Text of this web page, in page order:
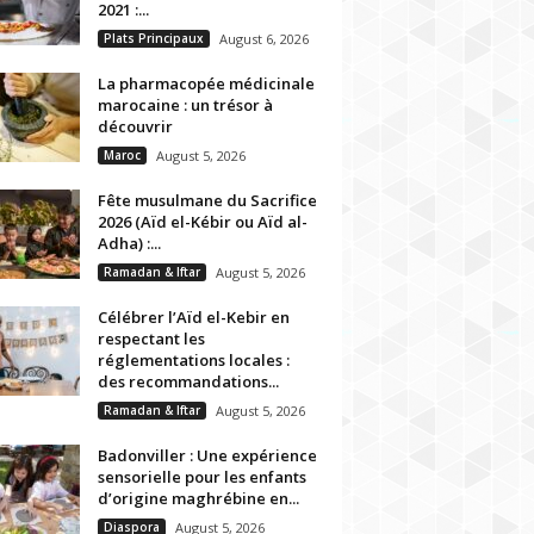
2021 :...
Plats Principaux August 6, 2026
La pharmacopée médicinale
marocaine : un trésor à
découvrir
Maroc August 5, 2026
Fête musulmane du Sacrifice
2026 (Aïd el-Kébir ou Aïd al-
Adha) :...
Ramadan & Iftar August 5, 2026
Célébrer l’Aïd el-Kebir en
respectant les
réglementations locales :
des recommandations...
Ramadan & Iftar August 5, 2026
Badonviller : Une expérience
sensorielle pour les enfants
d’origine maghrébine en...
Diaspora August 5, 2026